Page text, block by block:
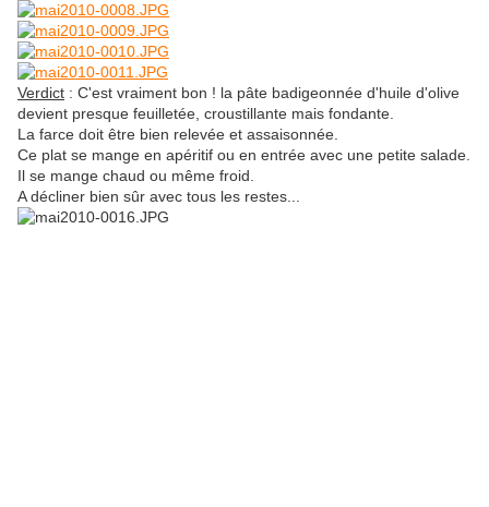
Verdict : C'est vraiment bon ! la pâte badigeonnée d'huile d'olive
devient presque feuilletée, croustillante mais fondante.
La farce doit être bien relevée et assaisonnée.
Ce plat se mange en apéritif ou en entrée avec une petite salade.
Il se mange chaud ou même froid.
A décliner bien sûr avec tous les restes...